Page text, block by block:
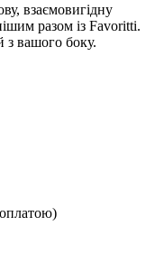
взаємовигідну
разом із Favoritti.
з вашого боку.